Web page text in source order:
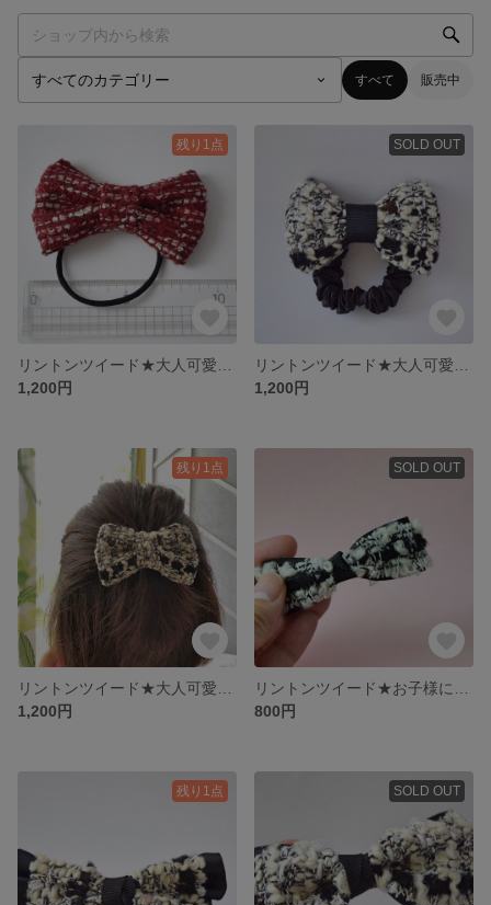
すべて 販売中
残り1点
1,200円
SOLD OUT
1,200円
残り1点
1,200円
SOLD OUT
800円
残り1点 SOLD OUT